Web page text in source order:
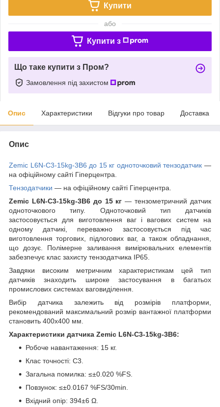
Купити
або
Купити з
Що таке купити з Пром?
Замовлення під захистом
Опис Характеристики Відгуки про товар Доставка
Опис
Zemic L6N-C3-15kg-3B6 до 15 кг одноточковий тензодатчик —
на офіційному сайті Гіперцентра.
Тензодатчики — на офіційному сайті Гіперцентра.
Zemic L6N-C3-15kg-3B6 до 15 кг — тензометричний датчик
одноточкового типу. Одноточковий тип датчиків
застосовується для виготовлення ваг і вагових систем на
одному датчикі, переважно застосовується під час
виготовлення торгових, підлогових ваг, а також обладнання,
що дозує. Полімерне заливання вимірювальних елементів
забезпечує клас захисту тензодатчика IP65.
Завдяки високим метричним характеристикам цей тип
датчиків знаходить широке застосування в багатьох
промислових системах ваговиділення.
Вибір датчика залежить від розмірів платформи,
рекомендований максимальний розмір вантажної платформи
становить 400х400 мм.
Характеристики датчика Zemic L6N-C3-15kg-3B6:
Робоче навантаження: 15 кг.
Клас точності: C3.
Загальна помилка: ≤±0.020 %FS.
Повзунок: ≤±0.0167 %FS/30min.
Вхідний опір: 394±6 Ω.